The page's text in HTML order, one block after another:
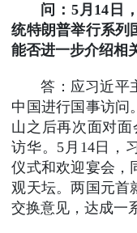
问：5月14日
统特朗普举行系列
能否进一步介绍相
答：应习近平
中国进行国事访问
山之后再次面对
访华。5月14日，
仪式和欢迎宴会，
观天坛。两国元首
交换意见，达成一